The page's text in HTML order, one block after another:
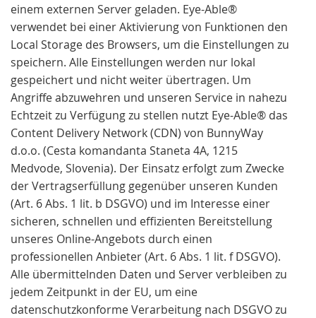
einem externen Server geladen. Eye-Able®
verwendet bei einer Aktivierung von Funktionen den
Local Storage des Browsers, um die Einstellungen zu
speichern. Alle Einstellungen werden nur lokal
gespeichert und nicht weiter übertragen. Um
Angriffe abzuwehren und unseren Service in nahezu
Echtzeit zu Verfügung zu stellen nutzt Eye-Able® das
Content Delivery Network (CDN) von BunnyWay
d.o.o. (Cesta komandanta Staneta 4A, 1215
Medvode, Slovenia). Der Einsatz erfolgt zum Zwecke
der Vertragserfüllung gegenüber unseren Kunden
(Art. 6 Abs. 1 lit. b DSGVO) und im Interesse einer
sicheren, schnellen und effizienten Bereitstellung
unseres Online-Angebots durch einen
professionellen Anbieter (Art. 6 Abs. 1 lit. f DSGVO).
Alle übermittelnden Daten und Server verbleiben zu
jedem Zeitpunkt in der EU, um eine
datenschutzkonforme Verarbeitung nach DSGVO zu